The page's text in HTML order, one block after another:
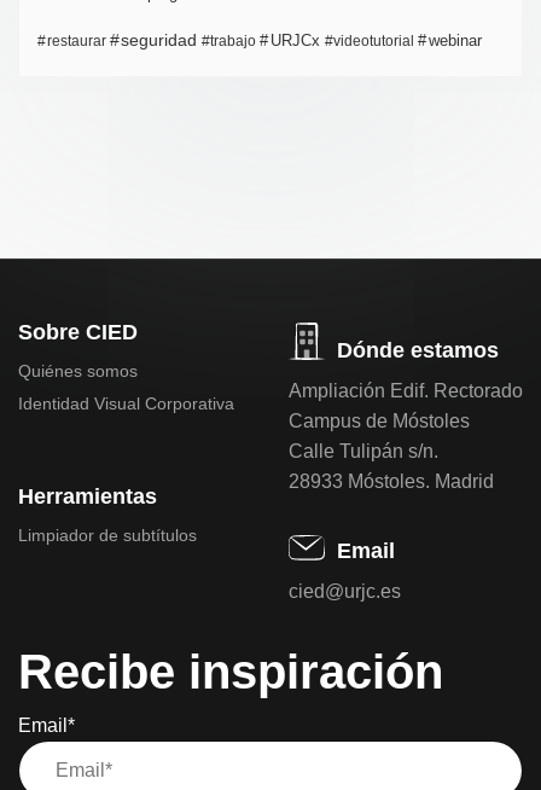
restaurar seguridad trabajo URJCx videotutorial webinar
Sobre CIED
Quiénes somos
Identidad Visual Corporativa
Herramientas
Limpiador de subtítulos
Dónde estamos
Ampliación Edif. Rectorado
Campus de Móstoles
Calle Tulipán s/n.
28933 Móstoles. Madrid
Email
cied@urjc.es
Recibe inspiración
Email*